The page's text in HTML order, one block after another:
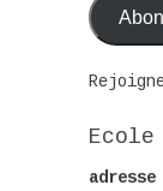
Ecole